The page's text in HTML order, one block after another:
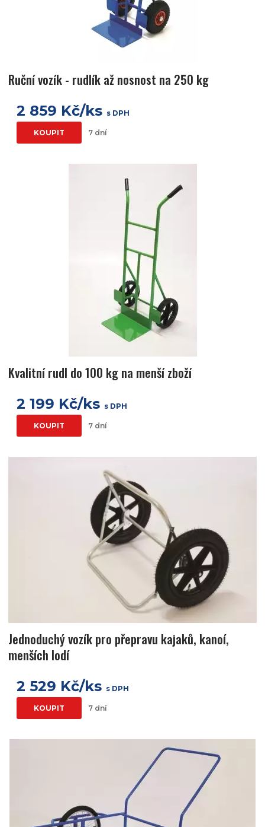
Ruční vozík - rudlík až nosnost na 250 kg
2 859 Kč/ks s DPH
KOUPIT 7 dní
Kvalitní rudl do 100 kg na menší zboží
2 199 Kč/ks s DPH
KOUPIT 7 dní
Jednoduchý vozík pro přepravu kajaků, kanoí,
menších lodí
2 529 Kč/ks s DPH
KOUPIT 7 dní